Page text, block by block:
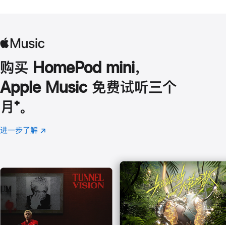
购买 HomePod mini，
Apple Music 免费试听三个
月 脚
注
⁺。
进一步了解 Apple
(在
口
中
打
开)